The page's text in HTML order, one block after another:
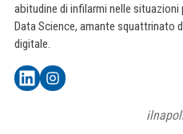
abitudine di infilarmi nelle
Data Science, amante squattrinato
digitale.